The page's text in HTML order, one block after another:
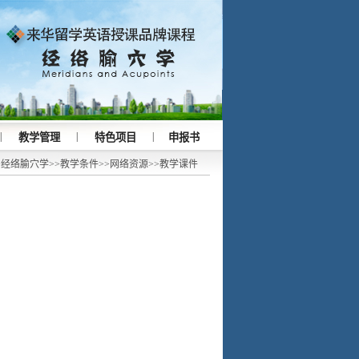
教学管理 特色项目 申报书
经络腧穴学>>教学条件>> 网络资源>>教学课件